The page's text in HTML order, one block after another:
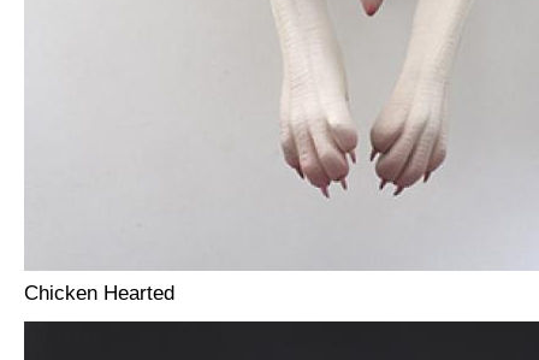
Chicken Hearted